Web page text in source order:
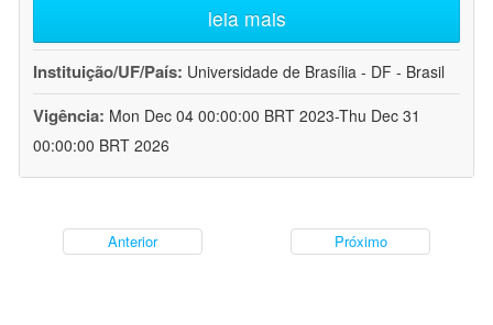
leia mais
Instituição/UF/País: Universidade de Brasília - DF - Brasil
Vigência: Mon Dec 04 00:00:00 BRT 2023-Thu Dec 31
00:00:00 BRT 2026
Anterior Próximo